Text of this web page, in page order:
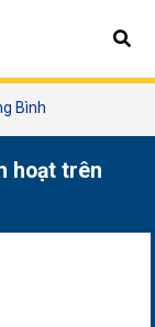
Bình
hoạt trên